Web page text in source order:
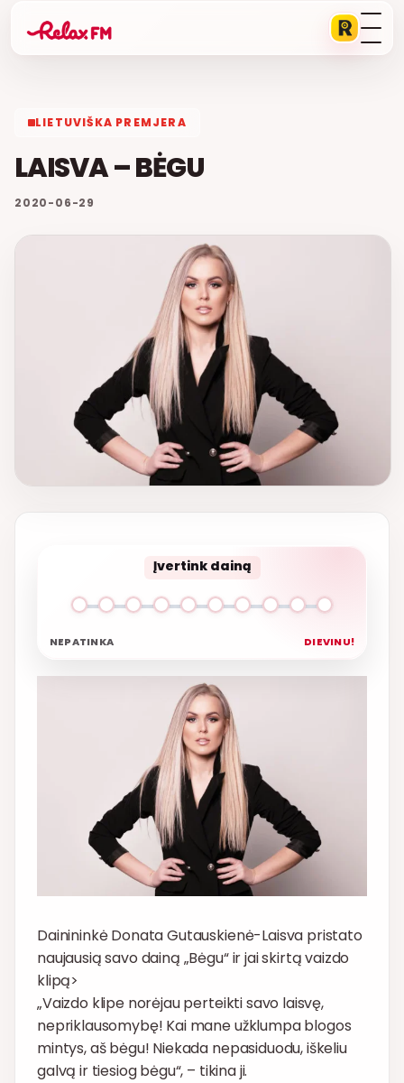
LIETUVIŠKA PREMJERA
LAISVA – BĖGU
2020-06-29
Įvertink dainą
NEPATINKA DIEVINU!
Dainininkė Donata Gutauskienė-Laisva pristato
naujausią savo dainą „Bėgu“ ir jai skirtą vaizdo
klipą>
„Vaizdo klipe norėjau perteikti savo laisvę,
nepriklausomybę! Kai mane užklumpa blogos
mintys, aš bėgu! Niekada nepasiduodu, iškeliu
galvą ir tiesiog bėgu“, – tikina ji.